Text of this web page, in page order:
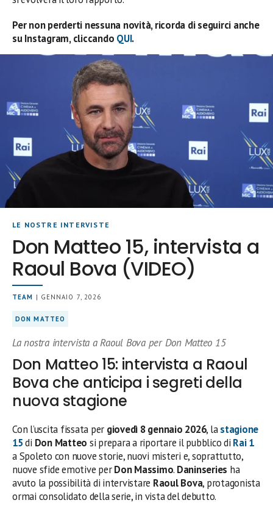
Per non perderti nessuna novità, ricorda di seguirci anche
su Instagram, cliccando QUI.
LE NOSTRE INTERVISTE
Don Matteo 15, intervista a
Raoul Bova (VIDEO)
TEAM | GENNAIO 7, 2026
DON MATTEO
La nostra intervista a Raoul Bova per Don Matteo 15
Don Matteo 15: intervista a Raoul
Bova che anticipa i segreti della
nuova stagione
Con l’uscita fissata per giovedì 8 gennaio 2026, lastagione
15di Don Matteo si prepara a riportare il pubblico di Rai 1
a Spoleto con nuove storie, nuovi misteri e, soprattutto,
nuove sfide emotive perDon Massimo. Daninseries ha
avuto la possibilità di intervistare Raoul Bova, protagonista
ormai consolidato della serie, in vista del debutto.